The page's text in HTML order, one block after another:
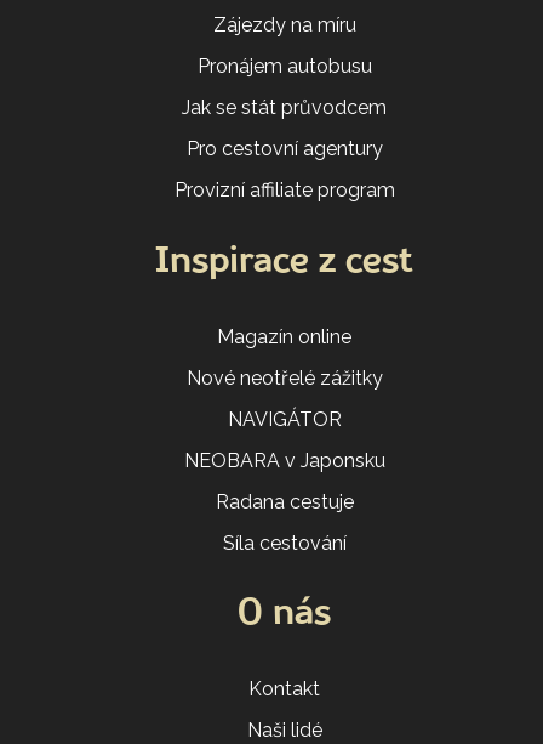
Zájezdy na míru
Pronájem autobusu
Jak se stát průvodcem
Pro cestovní agentury
Provizní affiliate program
Inspirace z cest
Magazín online
Nové neotřelé zážitky
NAVIGÁTOR
NEOBARA v Japonsku
Radana cestuje
Síla cestování
O nás
Kontakt
Naši lidé